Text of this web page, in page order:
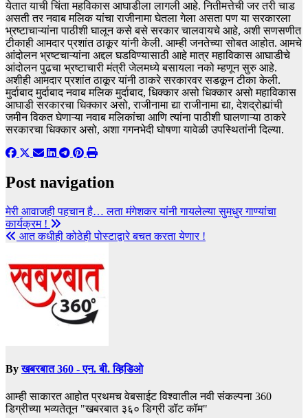
येतात याची चिंता महविकास आघाडीला लागली आहे. नितीमत्तेची जर तरी चाड
असती तर नवाब मलिक यांचा राजीनामा घेतला गेला असता पण या सरकारला
भ्रष्टाचाऱ्यांना पाठीशी घालून कसे बसे सरकार चालवायचे आहे, अशी सणसणीत
टीकाही आमदार प्रशांत ठाकूर यांनी केली. आम्ही जनतेच्या सोबत आहोत. आमचे
आंदोलन भ्रष्टचाऱ्यांना अद्दल घडविण्यासाठी आहे मात्र महाविकास आघाडीचे
आंदोलन पुढचा भ्रष्टाचारी मंत्री जेलमध्ये बसायला नको म्हणून सुरु आहे.
अशीही आमदार प्रशांत ठाकूर यांनी ठाकरे सरकारवर सडकून टीका केली.
मुर्दाबाद मुर्दाबाद नवाब मलिक मुर्दाबाद, धिक्कार असो धिक्कार असो महाविकास
आघाडी सरकारचा धिक्कार असो, राजीनामा द्या राजीनामा द्या, देशद्रोह्यांची
जमीन विकत घेणाऱ्या नवाब मलिकांचा आणि त्यांना पाठीशी घालणाऱ्या ठाकरे
सरकारचा धिक्कार असो, अशा गगनभेदी घोषणा यावेळी उपस्थितांनी दिल्या.
Post navigation
मेरी आवाजही पहचान है… लता मंगेशकर यांनी गायलेल्या सुमधुर गाण्यांचा
कार्यक्रम !
आत कधीही कोठेही पोस्टाद्वारे बचत करता येणार !
Byखबरबात 360 - एन. बी. व्हिडिओ
आम्ही साकारत आहोत प्रथमच वेबसाईट विश्वातील नवी संकल्पना 360
डिग्रीच्या भव्यतेतून "खबरबात ३६० डिग्री डॉट कॉम"